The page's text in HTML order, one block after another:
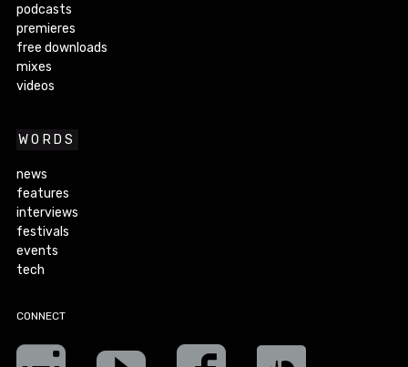
podcasts
premieres
free downloads
mixes
videos
WORDS
news
features
interviews
festivals
events
tech
CONNECT